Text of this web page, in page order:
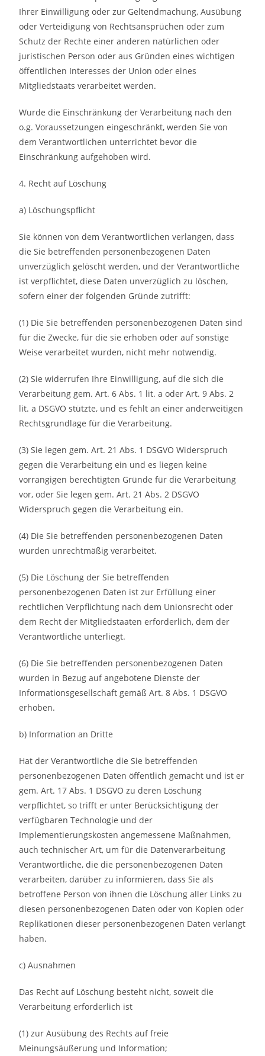
Ihrer Einwilligung oder zur Geltendmachung, Ausübung
oder Verteidigung von Rechtsansprüchen oder zum
Schutz der Rechte einer anderen natürlichen oder
juristischen Person oder aus Gründen eines wichtigen
öffentlichen Interesses der Union oder eines
Mitgliedstaats verarbeitet werden.
Wurde die Einschränkung der Verarbeitung nach den
o.g. Voraussetzungen eingeschränkt, werden Sie von
dem Verantwortlichen unterrichtet bevor die
Einschränkung aufgehoben wird.
4. Recht auf Löschung
a) Löschungspflicht
Sie können von dem Verantwortlichen verlangen, dass
die Sie betreffenden personenbezogenen Daten
unverzüglich gelöscht werden, und der Verantwortliche
ist verpflichtet, diese Daten unverzüglich zu löschen,
sofern einer der folgenden Gründe zutrifft:
(1) Die Sie betreffenden personenbezogenen Daten sind
für die Zwecke, für die sie erhoben oder auf sonstige
Weise verarbeitet wurden, nicht mehr notwendig.
(2) Sie widerrufen Ihre Einwilligung, auf die sich die
Verarbeitung gem. Art. 6 Abs. 1 lit. a oder Art. 9 Abs. 2
lit. a DSGVO stützte, und es fehlt an einer anderweitigen
Rechtsgrundlage für die Verarbeitung.
(3) Sie legen gem. Art. 21 Abs. 1 DSGVO Widerspruch
gegen die Verarbeitung ein und es liegen keine
vorrangigen berechtigten Gründe für die Verarbeitung
vor, oder Sie legen gem. Art. 21 Abs. 2 DSGVO
Widerspruch gegen die Verarbeitung ein.
(4) Die Sie betreffenden personenbezogenen Daten
wurden unrechtmäßig verarbeitet.
(5) Die Löschung der Sie betreffenden
personenbezogenen Daten ist zur Erfüllung einer
rechtlichen Verpflichtung nach dem Unionsrecht oder
dem Recht der Mitgliedstaaten erforderlich, dem der
Verantwortliche unterliegt.
(6) Die Sie betreffenden personenbezogenen Daten
wurden in Bezug auf angebotene Dienste der
Informationsgesellschaft gemäß Art. 8 Abs. 1 DSGVO
erhoben.
b) Information an Dritte
Hat der Verantwortliche die Sie betreffenden
personenbezogenen Daten öffentlich gemacht und ist er
gem. Art. 17 Abs. 1 DSGVO zu deren Löschung
verpflichtet, so trifft er unter Berücksichtigung der
verfügbaren Technologie und der
Implementierungskosten angemessene Maßnahmen,
auch technischer Art, um für die Datenverarbeitung
Verantwortliche, die die personenbezogenen Daten
verarbeiten, darüber zu informieren, dass Sie als
betroffene Person von ihnen die Löschung aller Links zu
diesen personenbezogenen Daten oder von Kopien oder
Replikationen dieser personenbezogenen Daten verlangt
haben.
c) Ausnahmen
Das Recht auf Löschung besteht nicht, soweit die
Verarbeitung erforderlich ist
(1) zur Ausübung des Rechts auf freie
Meinungsäußerung und Information;